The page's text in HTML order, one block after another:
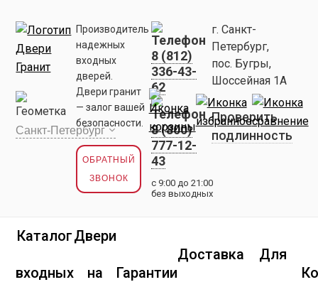
Производитель
надежных
входных
дверей.
Двери гранит
— залог вашей
безопасности.
ОБРАТНЫЙ
ЗВОНОК
8 (812)
336-43-
62
8 (800)
777-12-
43
с 9:00 до 21:00
без выходных
г. Санкт-
Петербург,
пос. Бугры,
Шоссейная 1А
Проверить
подлинность
Каталог
входных
Двери
на Гарантии
Доставка Для